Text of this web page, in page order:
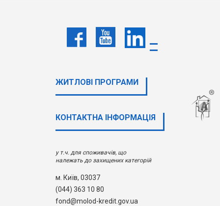
ЖИТЛОВІ ПРОГРАМИ
КОНТАКТНА ІНФОРМАЦІЯ
у т.ч. для споживачів, що
належать до захищених категорій
м. Київ, 03037
(044) 363 10 80
fond@molod-kredit.gov.ua